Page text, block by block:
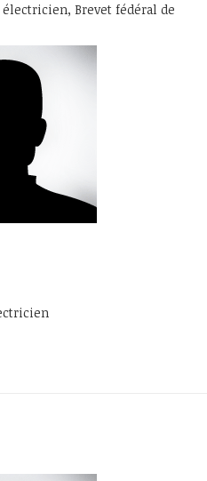
Brevet fédéral de